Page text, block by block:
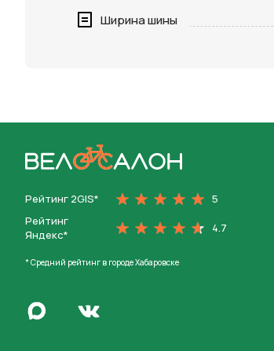
Ширина шины
Рейтинг 2GIS*
5
Рейтинг
Яндекс*
4.7
* Средний рейтинг в городе Хабаровске
Написать в MaxПерейти во Вконтакте